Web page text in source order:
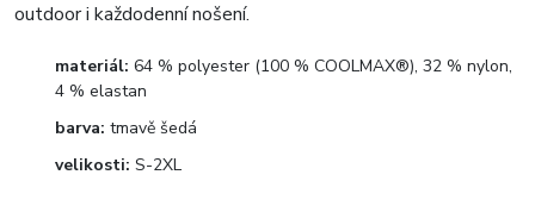
outdoor i každodenní nošení.
materiál: 64 % polyester (100 % COOLMAX®), 32 % nylon,
4 % elastan
barva: tmavě šedá
velikosti: S-2XL